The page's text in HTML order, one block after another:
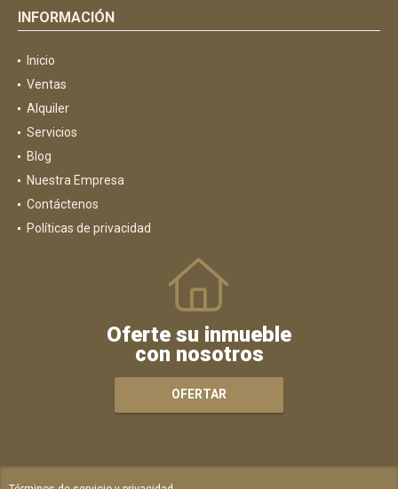
INFORMACIÓN
Inicio
Ventas
Alquiler
Servicios
Blog
Nuestra Empresa
Contáctenos
Políticas de privacidad
Oferte su inmueble
con nosotros
OFERTAR